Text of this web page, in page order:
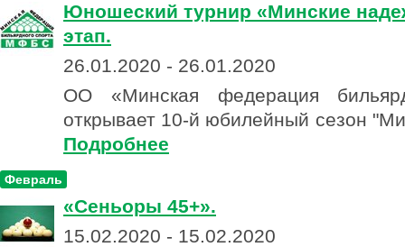
Юношеский турнир «Минские
этап.
26.01.2020 - 26.01.2020
ОО «Минская федерация
открывает 10-й юбилейный сезон
Подробнее
Февраль
«Сеньоры 45+».
15.02.2020 - 15.02.2020